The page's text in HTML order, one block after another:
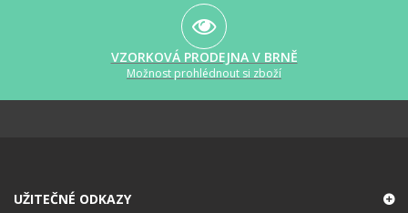
VZORKOVÁ PRODEJNA V BRNĚ
Možnost prohlédnout si zboží
UŽITEČNÉ ODKAZY